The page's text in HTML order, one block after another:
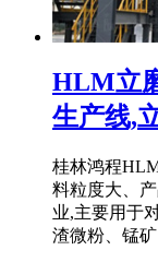
HLM立
生产线,
桂林鸿程
料粒度大、
业,主要用于
渣微粉、锰